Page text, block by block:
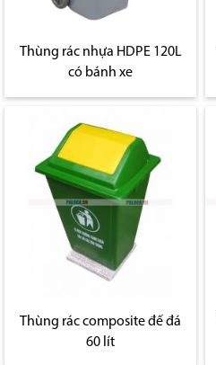
Thùng rác nhựa HDPE 120L
có bánh xe
Thùng rác composite đế đá
60 lít